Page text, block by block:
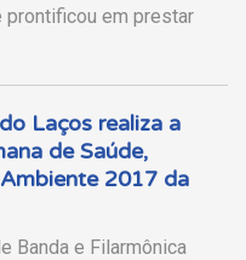
prontificou em prestar
Laços realiza a
de Saúde,
2017 da
Banda e Filarmônica